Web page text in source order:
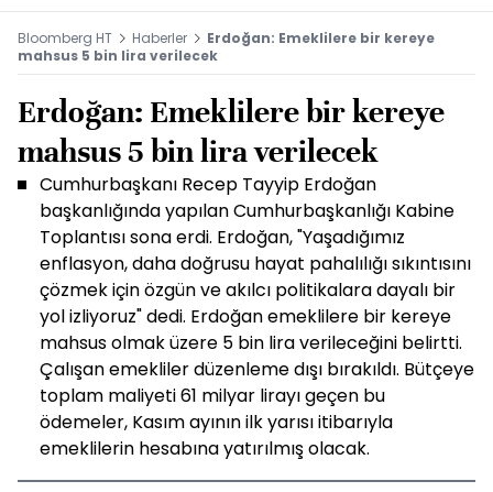
Bloomberg HT Haberler
Erdoğan: Emeklilere bir kereye
mahsus 5 bin lira verilecek
Erdoğan: Emeklilere bir kereye
mahsus 5 bin lira verilecek
Cumhurbaşkanı Recep Tayyip Erdoğan
başkanlığında yapılan Cumhurbaşkanlığı Kabine
Toplantısı sona erdi. Erdoğan, "Yaşadığımız
enflasyon, daha doğrusu hayat pahalılığı sıkıntısını
çözmek için özgün ve akılcı politikalara dayalı bir
yol izliyoruz" dedi. Erdoğan emeklilere bir kereye
mahsus olmak üzere 5 bin lira verileceğini belirtti.
Çalışan emekliler düzenleme dışı bırakıldı. Bütçeye
toplam maliyeti 61 milyar lirayı geçen bu
ödemeler, Kasım ayının ilk yarısı itibarıyla
emeklilerin hesabına yatırılmış olacak.